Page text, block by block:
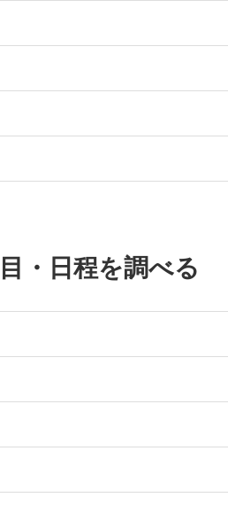
・日程を調べる